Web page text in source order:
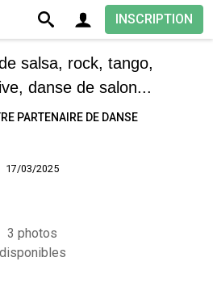
INSCRIPTION
salsa, rock, tango,
danse de salon...
PARTENAIRE DE DANSE
17/03/2025
3 photos
disponibles